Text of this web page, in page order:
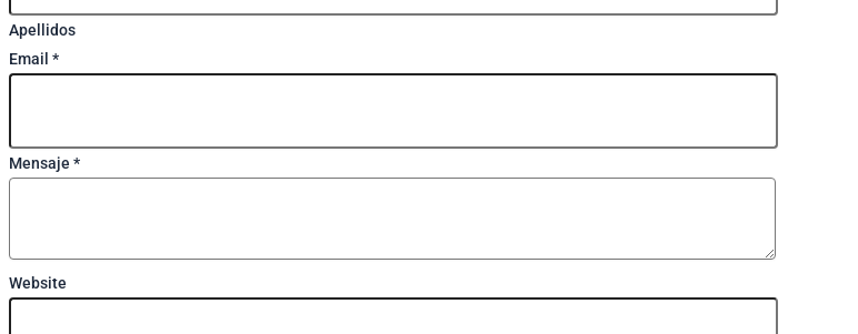
Apellidos
Email *
Mensaje *
Website